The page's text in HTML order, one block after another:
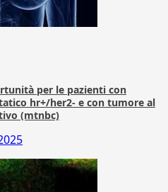
per le pazienti con
hr+/her2- e con tumore al
(mtnbc)